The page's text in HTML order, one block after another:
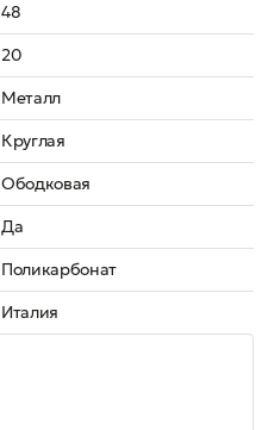
48
20
Металл
Круглая
Ободковая
Да
Поликарбонат
Италия